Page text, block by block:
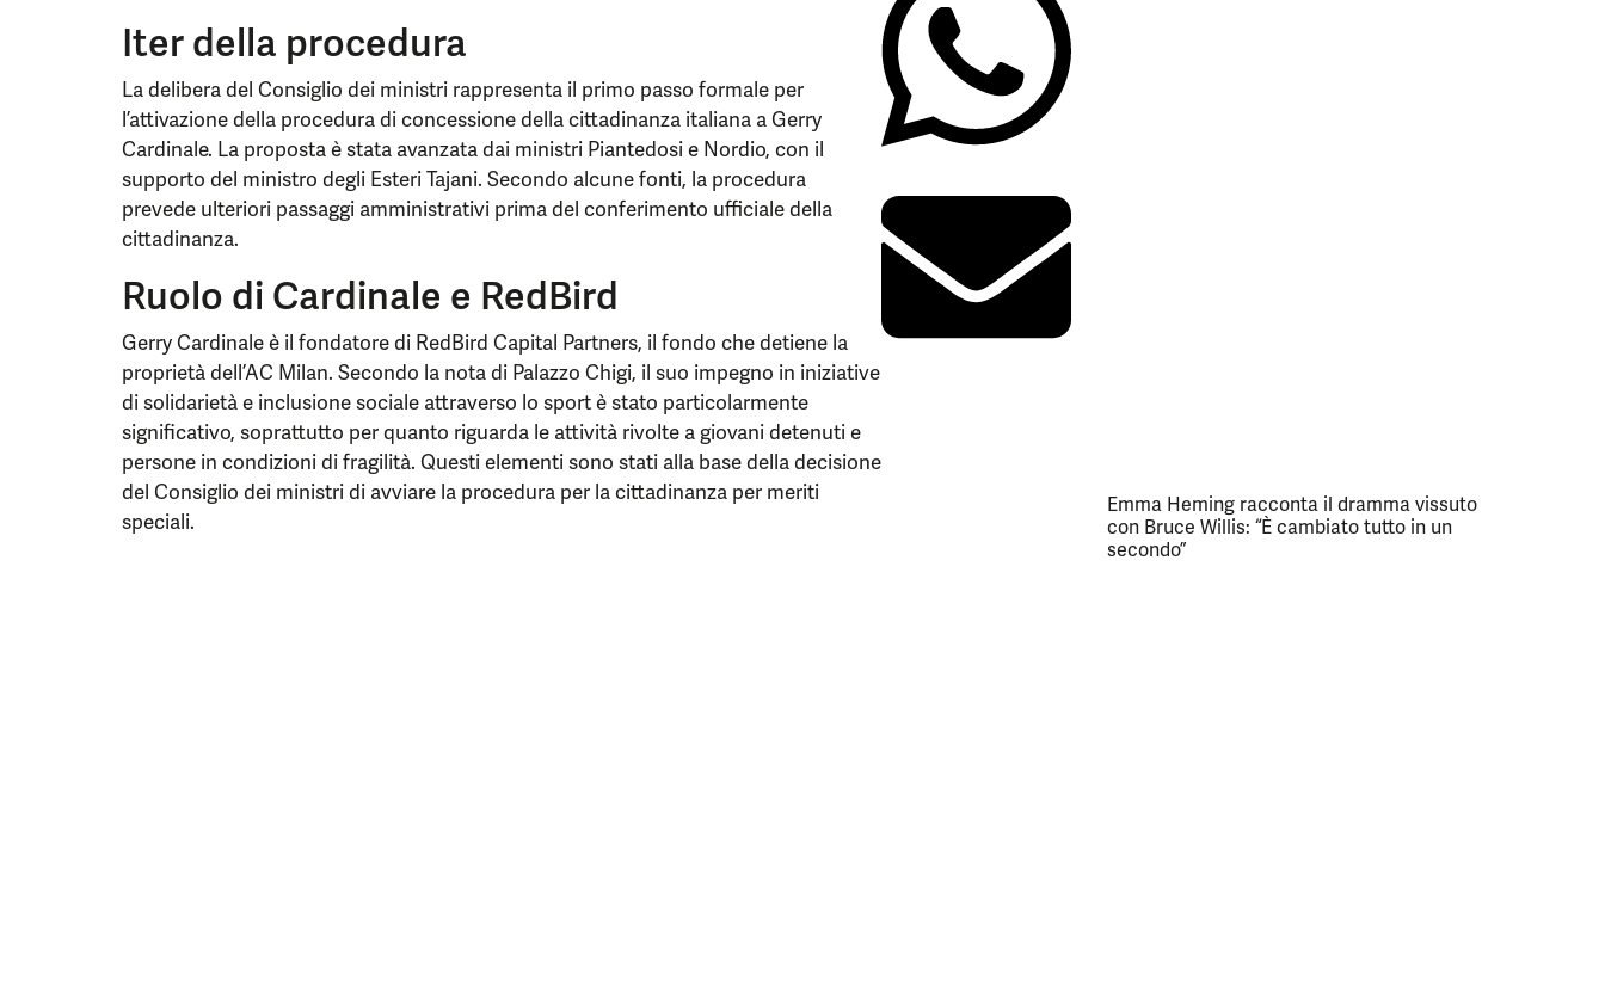
Iter della procedura
La delibera del Consiglio dei ministri rappresenta il primo passo formale per
l’attivazione della procedura di concessione della cittadinanza italiana a Gerry
Cardinale. La proposta è stata avanzata dai ministri Piantedosi e Nordio, con il
supporto del ministro degli Esteri Tajani. Secondo alcune fonti, la procedura
prevede ulteriori passaggi amministrativi prima del conferimento ufficiale della
cittadinanza.
Ruolo di Cardinale e RedBird
Gerry Cardinale è il fondatore di RedBird Capital Partners, il fondo che detiene la
proprietà dell’AC Milan. Secondo la nota di Palazzo Chigi, il suo impegno in iniziative
di solidarietà e inclusione sociale attraverso lo sport è stato particolarmente
significativo, soprattutto per quanto riguarda le attività rivolte a giovani detenuti e
persone in condizioni di fragilità. Questi elementi sono stati alla base della decisione
del Consiglio dei ministri di avviare la procedura per la cittadinanza per meriti
speciali.
Emma Heming racconta il dramma vissuto
con Bruce Willis: “È cambiato tutto in un
secondo”